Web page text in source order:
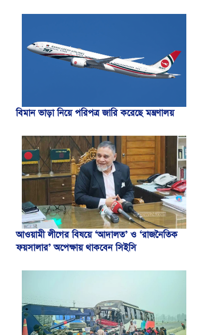
বিমান ভাড়া নিয়ে পরিপত্র জারি করেছে মন্ত্রণালয়
আওয়ামী লীগের বিষয়ে ‘আদালত’ ও ‘রাজনৈতিক
ফয়সালার’ অপেক্ষায় থাকবেন সিইসি